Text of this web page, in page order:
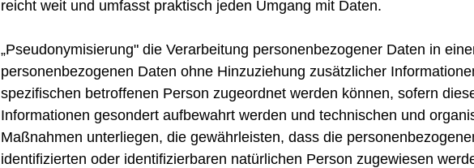
reicht weit und umfasst praktisch jeden Umgang mit Daten.
„Pseudonymisierung" die Verarbeitung personenbezogener Daten in
personenbezogenen Daten ohne Hinzuziehung zusätzlicher
spezifischen betroffenen Person zugeordnet werden können, sofern
Informationen gesondert aufbewahrt werden und technischen und
Maßnahmen unterliegen, die gewährleisten, dass die
identifizierten oder identifizierbaren natürlichen Person zugewiesen